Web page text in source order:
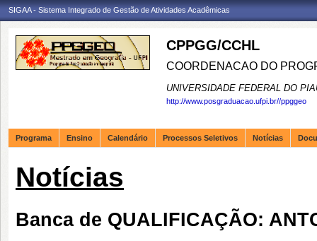
SIGAA - Sistema Integrado de Gestão de Atividades Acadêmicas
CPPGG/CCHL
COORDENACAO DO
UNIVERSIDADE FEDERAL DO
http://www.posgraduacao.ufpi.br//ppggeo
Programa Ensino Calendário Processos Seletivos Notícias
Notícias
Banca de QUALIFICAÇÃO: